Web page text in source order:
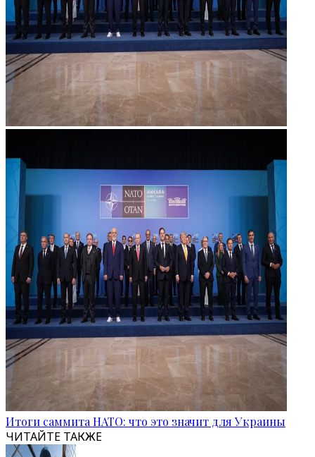
Итоги саммита НАТО: что это значит для Украины
ЧИТАЙТЕ ТАКЖЕ